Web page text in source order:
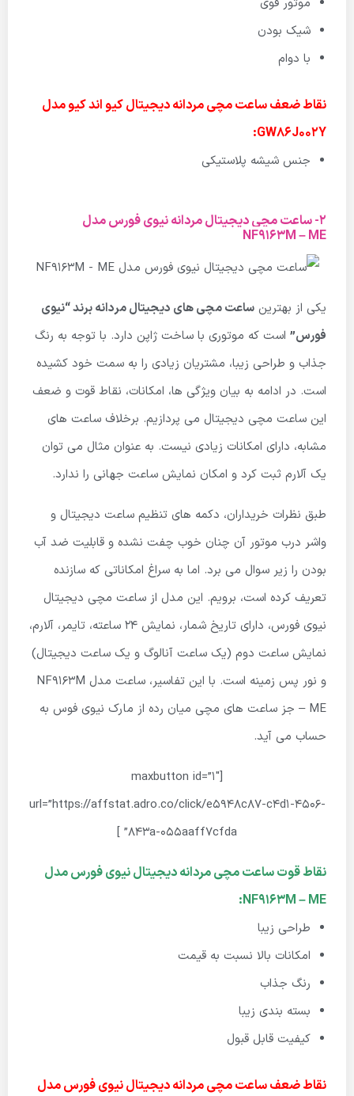
موتور قوی
شیک بودن
با دوام
نقاط ضعف ساعت مچی مردانه دیجیتال کیو اند کیو مدل
GW86J002Y:
جنس شیشه پلاستیکی
2- ساعت مچی دیجیتال مردانه نیوی فورس مدل
NF9163M – ME
یکی از بهترین ساعت مچی های دیجیتال مردانه برند “نیوی
فورس” است که موتوری با ساخت ژاپن دارد. با توجه به رنگ
جذاب و طراحی زیبا، مشتریان زیادی را به سمت خود کشیده
است. در ادامه به بیان ویژگی ها، امکانات، نقاط قوت و ضعف
این ساعت مچی دیجیتال می پردازیم. برخلاف ساعت های
مشابه، دارای امکانات زیادی نیست. به عنوان مثال می توان
یک آلارم ثبت کرد و امکان نمایش ساعت جهانی را ندارد.
طبق نظرات خریداران، دکمه های تنظیم ساعت دیجیتال و
واشر درب موتور آن چنان خوب چفت نشده و قابلیت ضد آب
بودن را زیر سوال می برد. اما به سراغ امکاناتی که سازنده
تعریف کرده است، برویم. این مدل از ساعت مچی دیجیتال
نیوی فورس، دارای تاریخ شمار، نمایش 24 ساعته، تایمر، آلارم،
نمایش ساعت دوم (یک ساعت آنالوگ و یک ساعت دیجیتال)
و نور پس زمینه است. با این تفاسیر، ساعت مدل NF9163M
– ME جز ساعت های مچی میان رده از مارک نیوی فوس به
حساب می آید.
[maxbutton id=”1″
url=”https://affstat.adro.co/click/e5948c87-c4d1-4506-
843a-055aaff7cfda” ]
نقاط قوت ساعت مچی مردانه دیجیتال نیوی فورس مدل
NF9163M – ME:
طراحی زیبا
امکانات بالا نسبت به قیمت
رنگ جذاب
بسته بندی زیبا
کیفیت قابل قبول
نقاط ضعف ساعت مچی مردانه دیجیتال نیوی فورس مدل